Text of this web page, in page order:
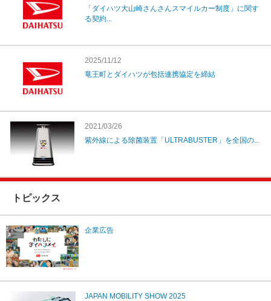
「ダイハツ大山崎さんさんスマイルカー制度」に関す
る契約...
2025/11/12
竜王町とダイハツが包括連携協定を締結
2021/03/26
紫外線による除菌装置「ULTRABUSTER」を全国の...
トピックス
企業広告
JAPAN MOBILITY SHOW 2025